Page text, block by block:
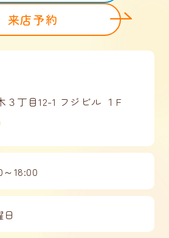
来店予約
３丁目12-1 フジビル １F
18:00
日